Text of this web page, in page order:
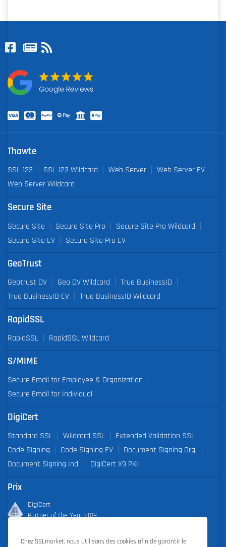
Thawte
SSL 123 SSL 123 Wildcard Web Server
Web Server EV
Web Server Wildcard
Secure Site
Secure Site Secure Site Pro
Secure Site Pro Wildcard
Secure Site EV
Secure Site Pro EV
GeoTrust
Geotrust DV Geo DV Wildcard
True BusinessID
True BusinessID EV
True BusinessID Wildcard
RapidSSL
RapidSSL RapidSSL Wildcard
S/MIME
Secure Email for Employee & Organization
Secure Email for Individual
DigiCert
Standard SSL Wildcard SSL
Extended Validation SSL
Code Signing
Code Signing EV
Document Signing Org.
Document Signing Ind.
DigiCert X9 PKI
Prix
DigiCert
Partner of the Year 2019
Outstanding Sales Performance Award 2018, 2019, 2020, 2021,
Chez SSLmarket, nous utilisons des cookies afin de garantir le